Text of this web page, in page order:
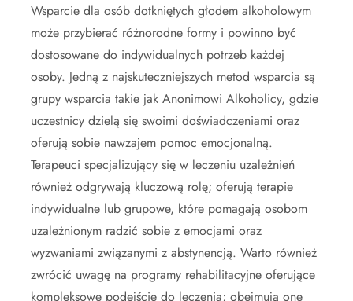
Wsparcie dla osób dotkniętych głodem alkoholowym
może przybierać różnorodne formy i powinno być
dostosowane do indywidualnych potrzeb każdej
osoby. Jedną z najskuteczniejszych metod wsparcia są
grupy wsparcia takie jak Anonimowi Alkoholicy, gdzie
uczestnicy dzielą się swoimi doświadczeniami oraz
oferują sobie nawzajem pomoc emocjonalną.
Terapeuci specjalizujący się w leczeniu uzależnień
również odgrywają kluczową rolę; oferują terapie
indywidualne lub grupowe, które pomagają osobom
uzależnionym radzić sobie z emocjami oraz
wyzwaniami związanymi z abstynencją. Warto również
zwrócić uwagę na programy rehabilitacyjne oferujące
kompleksowe podejście do leczenia; obejmują one